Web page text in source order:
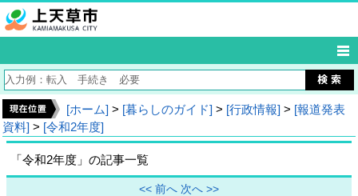
[ホーム] > [暮らしのガイド] > [行政情報] > [報道発表
資料] > [令和2年度]
「令和2年度」の記事一覧
<< 前へ 次へ >>